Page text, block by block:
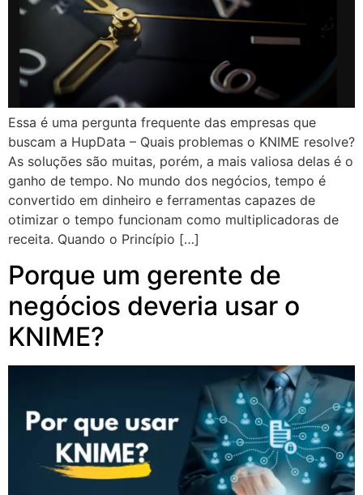
Essa é uma pergunta frequente das empresas que
buscam a HupData – Quais problemas o KNIME resolve?
As soluções são muitas, porém, a mais valiosa delas é o
ganho de tempo. No mundo dos negócios, tempo é
convertido em dinheiro e ferramentas capazes de
otimizar o tempo funcionam como multiplicadoras de
receita. Quando o Princípio […]
Porque um gerente de
negócios deveria usar o
KNIME?